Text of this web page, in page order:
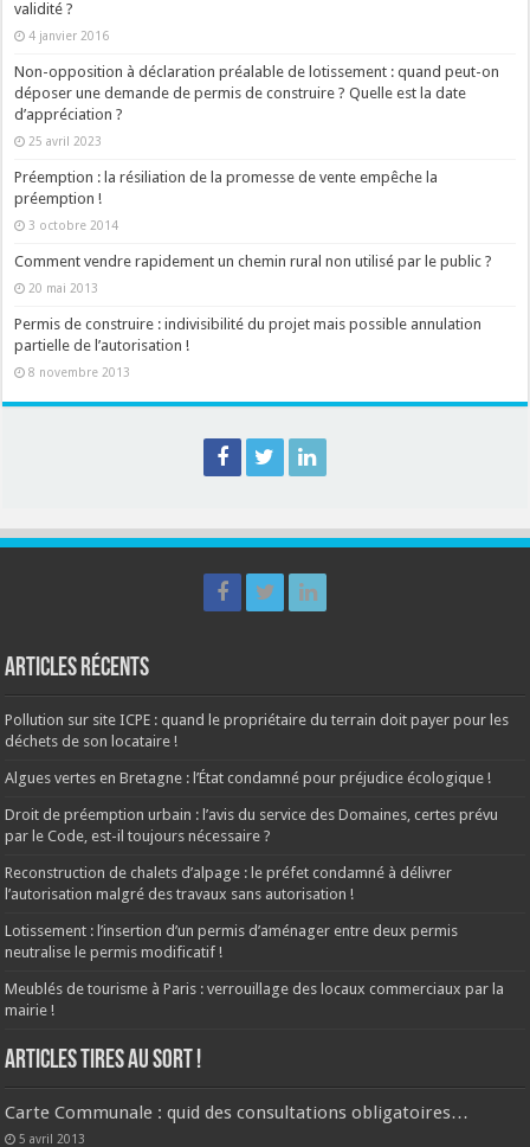
validité ?
4 janvier 2016
Non-opposition à déclaration préalable de lotissement : quand peut-on
déposer une demande de permis de construire ? Quelle est la date
d’appréciation ?
25 avril 2023
Préemption : la résiliation de la promesse de vente empêche la
préemption !
3 octobre 2014
Comment vendre rapidement un chemin rural non utilisé par le public ?
20 mai 2013
Permis de construire : indivisibilité du projet mais possible annulation
partielle de l’autorisation !
8 novembre 2013
Articles récents
Pollution sur site ICPE : quand le propriétaire du terrain doit payer pour les
déchets de son locataire !
Algues vertes en Bretagne : l’État condamné pour préjudice écologique !
Droit de préemption urbain : l’avis du service des Domaines, certes prévu
par le Code, est-il toujours nécessaire ?
Reconstruction de chalets d’alpage : le préfet condamné à délivrer
l’autorisation malgré des travaux sans autorisation !
Lotissement : l’insertion d’un permis d’aménager entre deux permis
neutralise le permis modificatif !
Meublés de tourisme à Paris : verrouillage des locaux commerciaux par la
mairie !
ARTICLES TIRES AU SORT !
Carte Communale : quid des consultations obligatoires…
5 avril 2013